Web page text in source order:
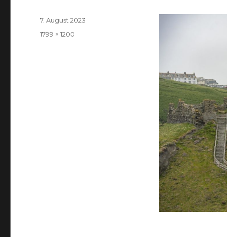
Veröffentlicht
am
7. August 2023
Volle
1799 × 1200